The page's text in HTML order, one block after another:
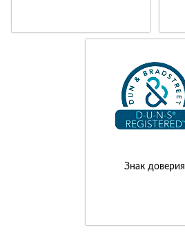
Знак доверия